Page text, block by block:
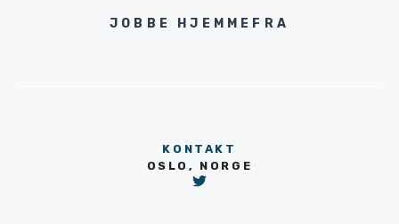
JOBBE HJEMMEFRA
KONTAKT
OSLO, NORGE